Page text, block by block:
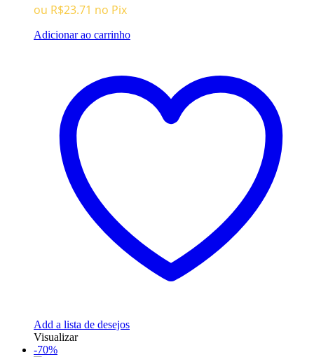
R$49.96.R$24.96.
ou R$23.71 no Pix
Adicionar ao carrinho
Add a lista de desejos
Visualizar
-70%